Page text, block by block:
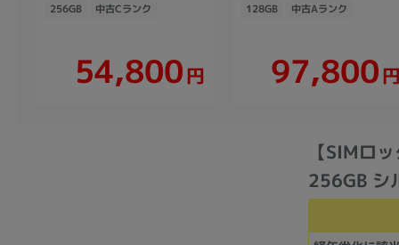
256GB 中古Cランク
54,800円
128GB 中古Aランク
97,800円
【SIMロ
256GB